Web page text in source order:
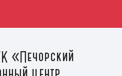
«Печорский